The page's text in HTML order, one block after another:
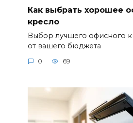
Как выбрать хорошее
кресло
Выбор лучшего офисного
от вашего бюджета
0 69